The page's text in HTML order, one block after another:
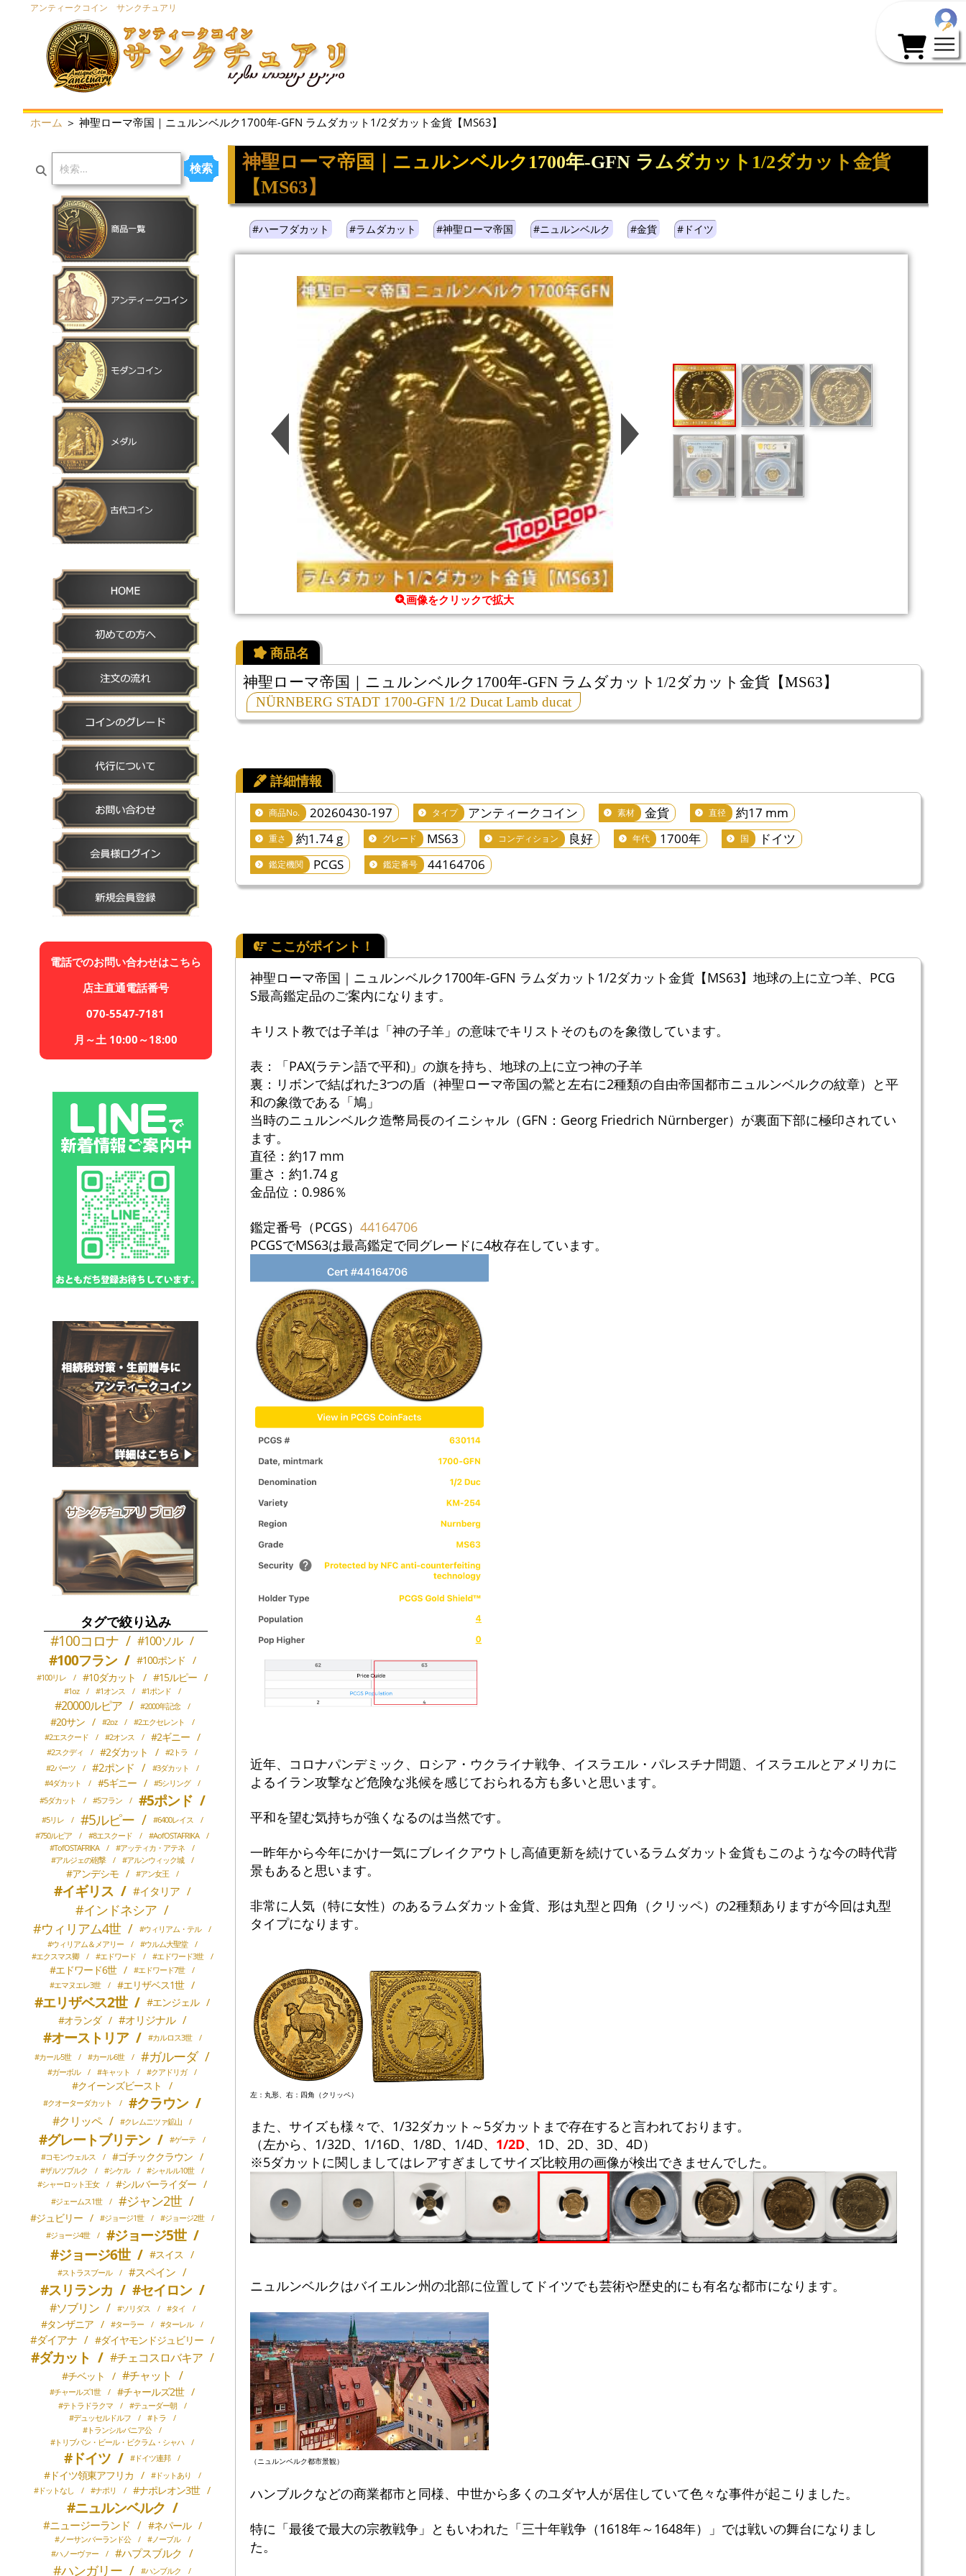
アンティークコイン サンクチュアリ
ホーム ＞ 神聖ローマ帝国｜ニュルンベルク1700年-GFN ラムダカット1/2ダカット金貨【MS63】
検索
電話でのお問い合わせはこちら
店主直通電話番号
070-5547-7181
月～土 10:00～18:00
タグで絞り込み
#100コロナ / #100ソル /
#100フラン / #100ポンド /
#100リレ / #10ダカット / #15ルピー /
#1oz / #1オンス / #1ポンド /
#20000ルピア / #2000年記念 /
#20サン / #2oz / #2エクセレント
/
#2エスクード
/ #2オンス / #2ギニー /
#2スクディ / #2ダカット / #2トラ
/
#2バーツ
/ #2ポンド / #3ダカット
/
#4ダカット
/ #5ギニー / #5シリング
/
#5ダカット
/ #5フラン / #5ポンド /
#5リレ / #5ルピー / #6400レイス
/
#750ルピア
/ #8エスクード / #AofOSTAFRIKA
/
#TofOSTAFRIKA
/ #アッティカ・アテネ
/
#アルジェの砲撃
/ #アルンウィック城 /
#アンデシモ / #アン女王 /
#イギリス / #イタリア /
#インドネシア /
#ウィリアム4世 / #ウィリアム・テル
/
#ウィリアム＆メアリー
/ #ウルム大聖堂
/
#エクスマス卿
/ #エドワード / #エドワード3世 /
#エドワード6世 / #エドワード7世
/
#エマヌエレ3世
/ #エリザベス1世 /
#エリザベス2世 / #エンジェル /
#オランダ / #オリジナル /
#オーストリア / #カルロス3世
/
#カール5世
/ #カール6世 / #ガルーダ /
#ガーボル / #キャット / #クアドリガ /
#クイーンズビースト /
#クオーターダカット / #クラウン /
#クリッペ / #クレムニツァ鉱山 /
#グレートブリテン / #ゲーテ
/
#コモンウェルス
/ #ゴチッククラウン /
#ザルツブルク / #シケル / #シャルル10世
/
#シャーロット王女
/ #シルバーライダー /
#ジェームス1世 / #ジャン2世 /
#ジュビリー / #ジョージ1世 / #ジョージ2世
/
#ジョージ4世
/ #ジョージ5世 /
#ジョージ6世 / #スイス /
#ストラスブール / #スペイン /
#スリランカ / #セイロン /
#ソブリン / #ソリダス / #タイ /
#タンザニア / #ターラー / #ターレル /
#ダイアナ / #ダイヤモンドジュビリー /
#ダカット / #チェコスロバキア /
#チベット / #チャット /
#チャールズ1世 / #チャールズ2世 /
#テトラドラクマ / #テューダー朝
/
#デュッセルドルフ
/ #トラ
/
#トランシルバニア公
/
#トリブバン・ビール・ビクラム・シャハ
/
#ドイツ / #ドイツ連邦 /
#ドイツ領東アフリカ / #ドットあり
/
#ドットなし
/ #ナポリ / #ナポレオン3世 /
#ニュルンベルク /
#ニュージーランド / #ネパール /
#ノーサンバーランド公 / #ノーブル
/
#ハノーヴァー
/ #ハプスブルク /
#ハンガリー / #ハンブルク /
神聖ローマ帝国｜ニュルンベルク1700年-GFN ラムダカット1/2ダカット金貨
【MS63】
#ハーフダカット #ラムダカット #神聖ローマ帝国 #ニュルンベルク #金貨 #ドイツ
画像をクリックで拡大
神聖ローマ帝国｜ニュルンベルク1700年-GFN ラムダカット1/2ダカット金貨【MS63】
NÜRNBERG STADT 1700-GFN 1/2 Ducat Lamb ducat
商品No. 20260430-197 タイプ アンティークコイン 素材 金貨 直径 約17 mm
重さ 約1.74 g グレード MS63 コンディション 良好 年代 1700年 国 ドイツ
鑑定機関 PCGS 鑑定番号 44164706
神聖ローマ帝国｜ニュルンベルク1700年-GFN ラムダカット1/2ダカット金貨【MS63】地球の上に立つ羊、PCG
S最高鑑定品のご案内になります。
キリスト教では子羊は「神の子羊」の意味でキリストそのものを象徴しています。
表：「PAX(ラテン語で平和)」の旗を持ち、地球の上に立つ神の子羊
裏：リボンで結ばれた3つの盾（神聖ローマ帝国の鷲と左右に2種類の自由帝国都市ニュルンベルクの紋章）と平
和の象徴である「鳩」
当時のニュルンベルク造幣局長のイニシャル（GFN：Georg Friedrich Nürnberger）が裏面下部に極印されてい
ます。
直径：約17 mm
重さ：約1.74 g
金品位：0.986％
鑑定番号（PCGS） 44164706
PCGSでMS63は最高鑑定で同グレードに4枚存在しています。
近年、コロナパンデミック、ロシア・ウクライナ戦争、イスラエル・パレスチナ問題、イスラエルとアメリカに
よるイラン攻撃など危険な兆候を感じておられる方も多いと思います。
平和を望む気持ちが強くなるのは当然です。
一昨年から今年にかけ一気にブレイクアウトし高値更新を続けているラムダカット金貨もこのような今の時代背
景もあると思います。
非常に人気（特に女性）のあるラムダカット金貨、形は丸型と四角（クリッペ）の2種類ありますが今回は丸型
タイプになります。
左：丸形、右：四角（クリッペ）
また、サイズも様々で、1/32ダカット～5ダカットまで存在すると言われております。
（左から、1/32D、1/16D、1/8D、1/4D、 1/2D、1D、2D、3D、4D）
※5ダカットに関しましてはレアすぎましてサイズ比較用の画像が検出できませんでした。
ニュルンベルクはバイエルン州の北部に位置してドイツでも芸術や歴史的にも有名な都市になります。
（ニュルンベルク都市景観）
ハンブルクなどの商業都市と同様、中世から多くのユダヤ人が居住していて色々な事件が起こりました。
特に「最後で最大の宗教戦争」ともいわれた「三十年戦争（1618年～1648年）」では戦いの舞台になりまし
た。